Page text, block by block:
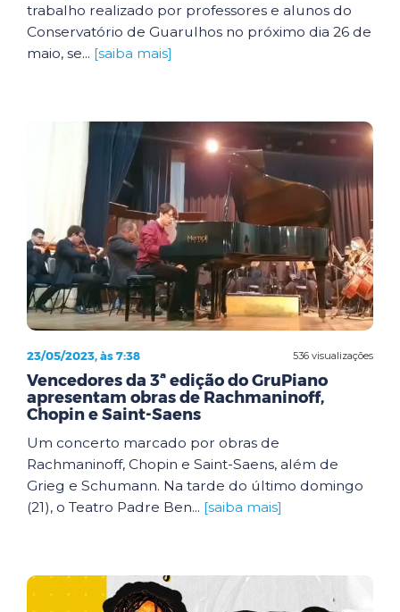
trabalho realizado por professores e alunos do
Conservatório de Guarulhos no próximo dia 26 de
maio, se... [saiba mais]
536 visualizações
23/05/2023, às 7:38
Vencedores da 3ª edição do GruPiano
apresentam obras de Rachmaninoff,
Chopin e Saint-Saens
Um concerto marcado por obras de
Rachmaninoff, Chopin e Saint-Saens, além de
Grieg e Schumann. Na tarde do último domingo
(21), o Teatro Padre Ben... [saiba mais]